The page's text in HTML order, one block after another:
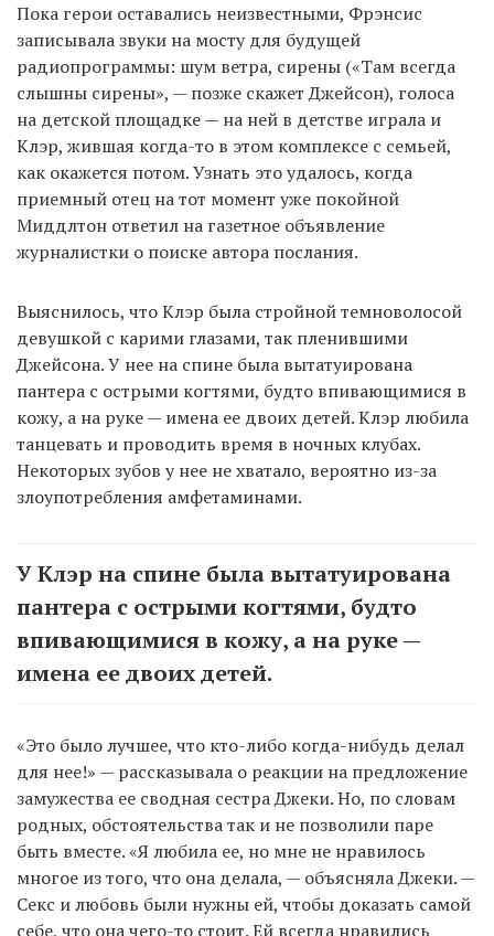
Пока герои оставались неизвестными, Фрэнсис
записывала звуки на мосту для будущей
радиопрограммы: шум ветра, сирены («Там всегда
слышны сирены», — позже скажет Джейсон), голоса
на детской площадке — на ней в детстве играла и
Клэр, жившая когда-то в этом комплексе с семьей,
как окажется потом. Узнать это удалось, когда
приемный отец на тот момент уже покойной
Миддлтон ответил на газетное объявление
журналистки о поиске автора послания.
Выяснилось, что Клэр была стройной темноволосой
девушкой с карими глазами, так пленившими
Джейсона. У нее на спине была вытатуирована
пантера с острыми когтями, будто впивающимися в
кожу, а на руке — имена ее двоих детей. Клэр любила
танцевать и проводить время в ночных клубах.
Некоторых зубов у нее не хватало, вероятно из-за
злоупотребления амфетаминами.
У Клэр на спине была вытатуирована
пантера с острыми когтями, будто
впивающимися в кожу, а на руке —
имена ее двоих детей.
«Это было лучшее, что кто-либо когда-нибудь делал
для нее!» — рассказывала о реакции на предложение
замужества ее сводная сестра Джеки. Но, по словам
родных, обстоятельства так и не позволили паре
быть вместе. «Я любила ее, но мне не нравилось
многое из того, что она делала, — объясняла Джеки. —
Секс и любовь были нужны ей, чтобы доказать самой
себе, что она чего-то стоит. Ей всегда нравились